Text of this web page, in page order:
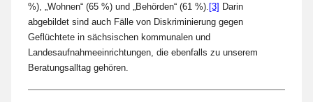
%), „Wohnen“ (65 %) und „Behörden“ (61 %). [3] Darin
abgebildet sind auch Fälle von Diskriminierung gegen
Geflüchtete in sächsischen kommunalen und
Landesaufnahmeeinrichtungen, die ebenfalls zu unserem
Beratungsalltag gehören.